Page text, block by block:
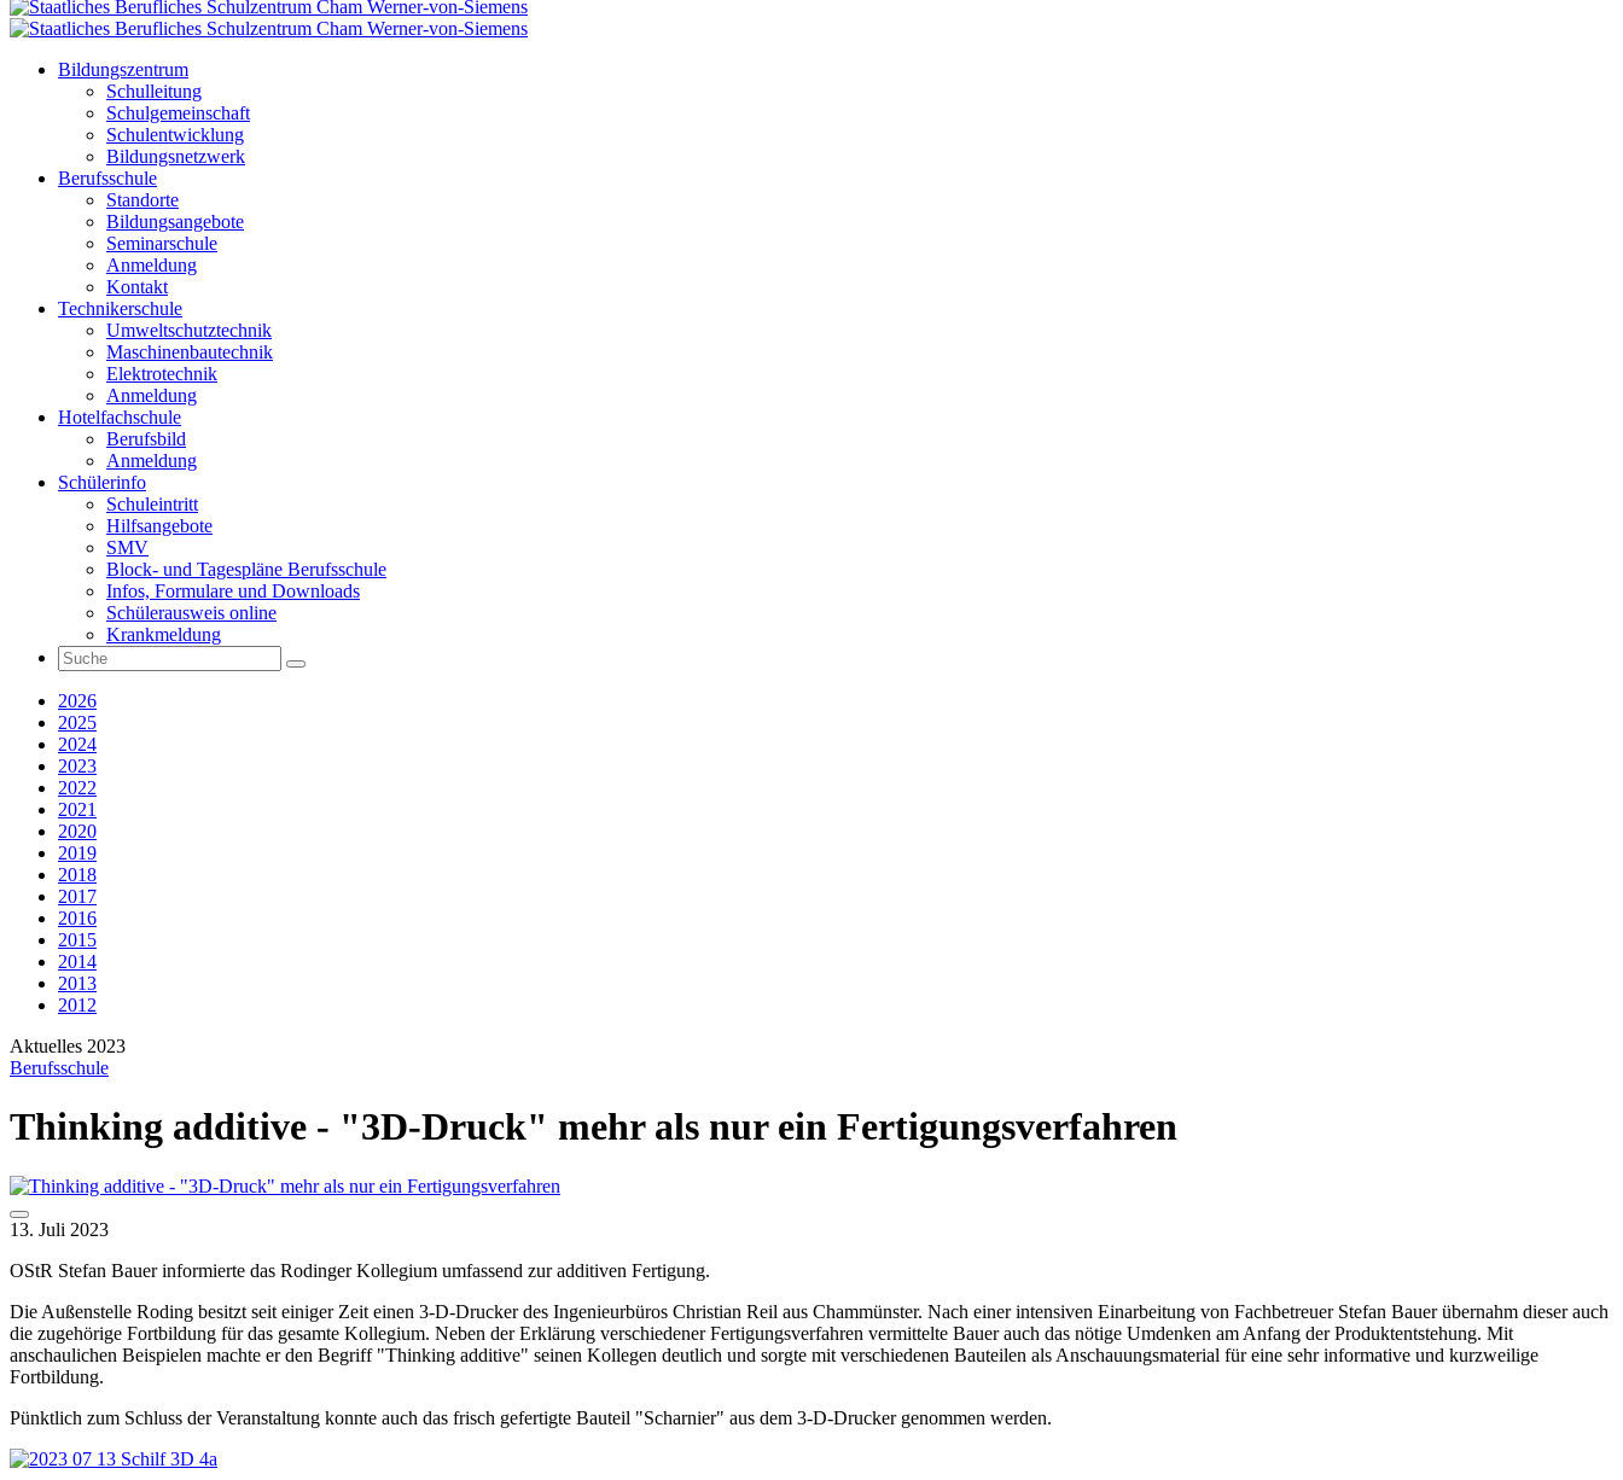
Bildungszentrum
Schulleitung
Schulgemeinschaft
Schulentwicklung
Bildungsnetzwerk
Berufsschule
Standorte
Bildungsangebote
Seminarschule
Anmeldung
Kontakt
Technikerschule
Umweltschutztechnik
Maschinenbautechnik
Elektrotechnik
Anmeldung
Hotelfachschule
Berufsbild
Anmeldung
Schülerinfo
Schuleintritt
Hilfsangebote
SMV
Block- und Tagespläne Berufsschule
Infos, Formulare und Downloads
Schülerausweis online
Krankmeldung
2026
2025
2024
2023
2022
2021
2020
2019
2018
2017
2016
2015
2014
2013
2012
Aktuelles 2023
Berufsschule
Thinking additive - "3D-Druck" mehr als nur ein Fertigungsverfahren
13. Juli 2023
OStR Stefan Bauer informierte das Rodinger Kollegium umfassend zur additiven Fertigung.
Die Außenstelle Roding besitzt seit einiger Zeit einen 3-D-Drucker des Ingenieurbüros Christian Reil aus Chammünster. Nach einer intensiven Einarbeitung von Fachbetreuer Stefan Bauer übernahm dieser auch
die zugehörige Fortbildung für das gesamte Kollegium. Neben der Erklärung verschiedener Fertigungsverfahren vermittelte Bauer auch das nötige Umdenken am Anfang der Produktentstehung. Mit
anschaulichen Beispielen machte er den Begriff "Thinking additive" seinen Kollegen deutlich und sorgte mit verschiedenen Bauteilen als Anschauungsmaterial für eine sehr informative und kurzweilige
Fortbildung.
Pünktlich zum Schluss der Veranstaltung konnte auch das frisch gefertigte Bauteil "Scharnier" aus dem 3-D-Drucker genommen werden.